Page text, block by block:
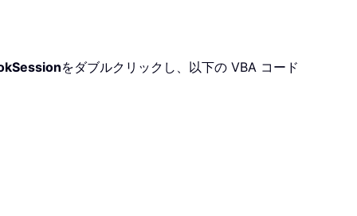
をダブルクリックし、以下の VBA コード